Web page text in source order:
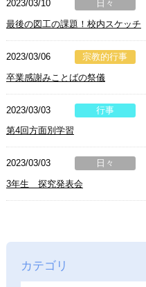
2023/03/10
日々
最後の図工の課題！校内スケッチ
2023/03/06
宗教的行事
卒業感謝みことばの祭儀
2023/03/03
行事
第4回方面別学習
2023/03/03
日々
3年生 探究発表会
カテゴリ